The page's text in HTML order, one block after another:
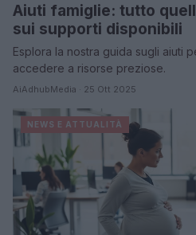
Aiuti famiglie: tutto
sui supporti disponibili
Esplora la nostra guida sugli aiuti
accedere a risorse preziose.
AiAdhubMedia · 25 Ott 2025
NEWS E ATTUALITÀ